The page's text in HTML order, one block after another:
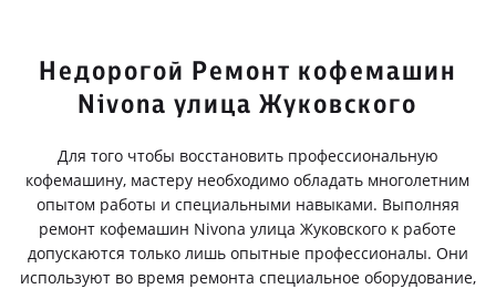
Недорогой Ремонт кофемашин
Nivona улица Жуковского
Для того чтобы восстановить профессиональную
кофемашину, мастеру необходимо обладать многолетним
опытом работы и специальными навыками. Выполняя
ремонт кофемашин Nivona улица Жуковского к работе
допускаются только лишь опытные профессионалы. Они
используют во время ремонта специальное оборудование,